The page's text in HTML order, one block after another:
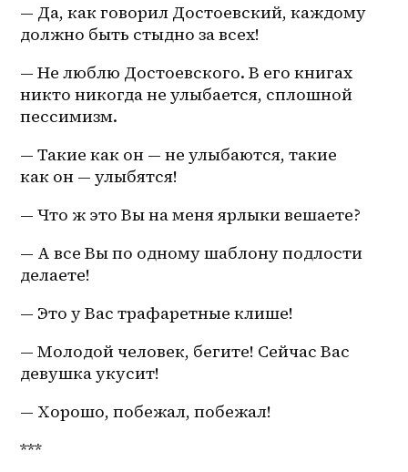
— Да, как говорил Достоевский, каждому
должно быть стыдно за всех!
— Не люблю Достоевского. В его книгах
никто никогда не улыбается, сплошной
пессимизм.
— Такие как он — не улыбаются, такие
как он — улыбятся!
— Что ж это Вы на меня ярлыки вешаете?
— А все Вы по одному шаблону подлости
делаете!
— Это у Вас трафаретные клише!
— Молодой человек, бегите! Сейчас Вас
девушка укусит!
— Хорошо, побежал, побежал!
***